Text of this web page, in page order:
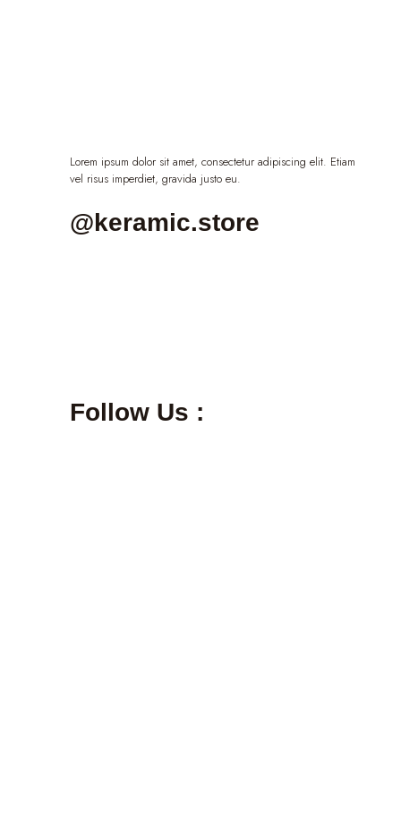
Lorem ipsum dolor sit amet, consectetur adipiscing elit. Etiam
vel risus imperdiet, gravida justo eu.
@keramic.store
Follow Us :